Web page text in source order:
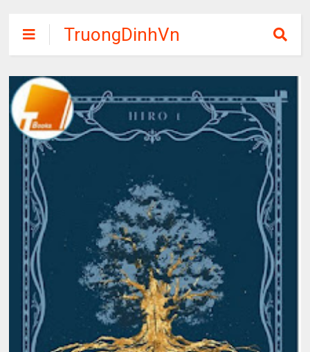
TruongDinhVn
Chia sẽ ebook,
các khóa học,
phần mềm học
tập miễn phí